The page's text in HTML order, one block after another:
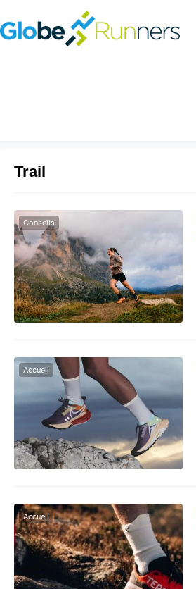
Trail
Conseils
Accueil
Accueil